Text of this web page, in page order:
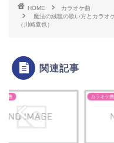
HOME
カラオケ曲
魔法の絨毯の歌い方とカラオ
（川崎鷹也）
関連記事
ケ曲 カラオケ曲